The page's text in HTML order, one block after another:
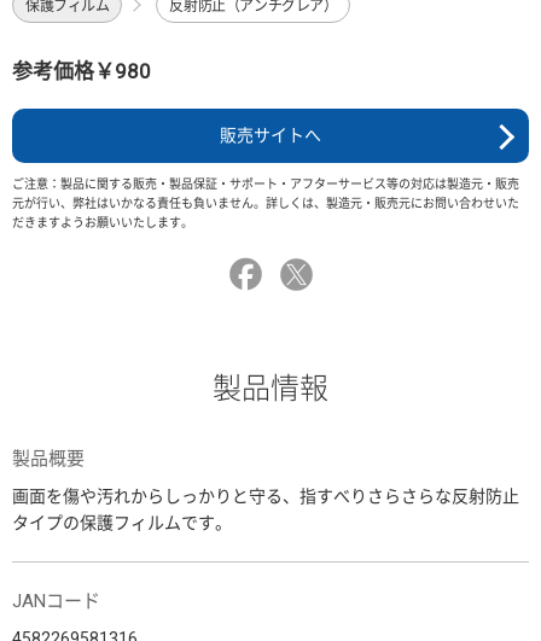
保護フィルム 反射防止（アンチグレア）
参考価格￥980
販売サイトへ
ご注意：製品に関する販売・製品保証・サポート・アフターサービス等の対応は製造元・販売
元が行い、弊社はいかなる責任も負いません。詳しくは、製造元・販売元にお問い合わせいた
だきますようお願いいたします。
製品情報
製品概要
画面を傷や汚れからしっかりと守る、指すべりさらさらな反射防止
タイプの保護フィルムです。
JANコード